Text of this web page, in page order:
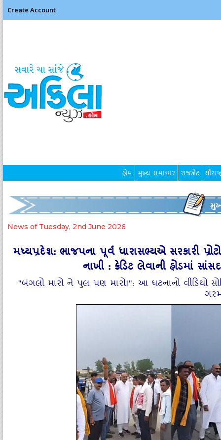
Create Account
હોમ મુખ્ય સમાચાર રાજકોટ
News of Tuesday, 2nd June 2026
મધ્યપ્રદેશ: ભાજપના પૂર્વ ધારાસભ્યએ સરકારી
નાખી : ક્રેડિટ લેવાની હોડમાં
"બંગલો મારો ને પુલ પણ મારો!": આ ઘટનાનો વીડિયો